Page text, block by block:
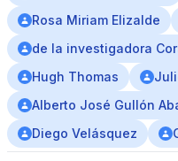
Rosa Miriam Elizalde
de la investigadora
Hugh Thomas
Alberto José Gullón
Diego Velásquez